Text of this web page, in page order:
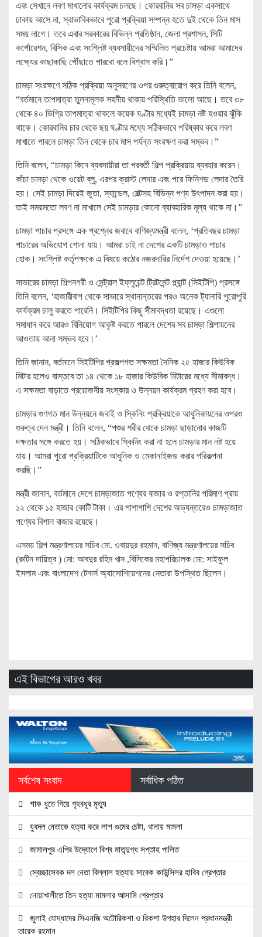
এবং সেখানে লবণ মাখানোর কার্যক্রম চলছে। কোরবানির সব চামড়া একসাথে
ঢাকায় আসে না, স্বাভাবিকভাবে পুরো প্রক্রিয়া সম্পন্ন হতে দুই থেকে তিন মাস
সময় লাগে। তবে এবার সরকারের বিভিন্ন প্রতিষ্ঠান, জেলা প্রশাসন, সিটি
কর্পোরেশন, বিসিক এবং সংশ্লিষ্ট ব্যবসায়ীদের সম্মিলিত প্রচেষ্টায় আমরা আমাদের
লক্ষ্যের কাছাকাছি পৌঁছাতে পারবো বলে বিশ্বাস করি।”
চামড়া সংরক্ষণে সঠিক প্রক্রিয়া অনুসরণের ওপর গুরুত্বারোপ করে তিনি বলেন,
“বর্তমানে তাপমাত্রা তুলনামূলক সহনীয় থাকায় পরিস্থিতি ভালো আছে। তবে ৩৮
থেকে ৪০ ডিগ্রি তাপমাত্রা থাকলে কয়েক ঘণ্টার মধ্যেই চামড়া নষ্ট হওয়ার ঝুঁকি
থাকে। কোরবানির চার থেকে ছয় ঘণ্টার মধ্যে সঠিকভাবে পরিষ্কার করে লবণ
মাখাতে পারলে চামড়া তিন থেকে চার মাস পর্যন্ত সংরক্ষণ করা সম্ভব।”
তিনি বলেন, “চামড়া কিনে ব্যবসায়ীরা তা পরবর্তী শিল্প প্রক্রিয়ায় ব্যবহার করেন।
কাঁচা চামড়া থেকে ওয়েট ব্লু, এরপর ক্রাস্ট লেদার এবং পরে ফিনিশড লেদার তৈরি
হয়। সেই চামড়া দিয়েই জুতা, স্যান্ডেল, বেল্টসহ বিভিন্ন পণ্য উৎপাদন করা হয়।
তাই সময়মতো লবণ না মাখালে সেই চামড়ার কোনো ব্যাবহারিক মূল্য থাকে না।”
চামড়া পাচার প্রসঙ্গে এক প্রশ্নের জবাবে বাণিজ্যমন্ত্রী বলেন, ‘প্রতিবছর চামড়া
পাচারের অভিযোগ শোনা যায়। আমরা চাই না দেশের একটি চামড়াও পাচার
হোক। সংশ্লিষ্ট কর্তৃপক্ষকে এ বিষয়ে কঠোর নজরদারির নির্দেশ দেওয়া হয়েছে।’
সাভারের চামড়া শিল্পনগরী ও সেন্ট্রাল ইফ্লুয়েন্ট ট্রিটমেন্ট প্ল্যান্ট (সিইটিপি) প্রসঙ্গে
তিনি বলেন, ‘হাজারীবাগ থেকে সাভারে স্থানান্তরের পরও অনেক ট্যানারি পুরোপুরি
কার্যক্রম চালু করতে পারেনি। সিইটিপির কিছু সীমাবদ্ধতা রয়েছে। এগুলো
সমাধান করে আরও বিনিয়োগ আকৃষ্ট করতে পারলে দেশের সব চামড়া শিল্পায়নের
আওতায় আনা সম্ভব হবে।’
তিনি জানান, বর্তমানে সিইটিপির প্রকল্পগত সক্ষমতা দৈনিক ২৫ হাজার কিউবিক
মিটার হলেও বাস্তবে তা ১৪ থেকে ১৮ হাজার কিউবিক মিটারের মধ্যে সীমাবদ্ধ।
এ সক্ষমতা বাড়াতে প্রয়োজনীয় সংস্কার ও উন্নয়ন কার্যক্রম গ্রহণ করা হবে।
চামড়ার গুণগত মান উন্নয়নে জবাই ও স্কিনিং প্রক্রিয়াকে আধুনিকায়নের ওপরও
গুরুত্ব দেন মন্ত্রী। তিনি বলেন, “পশুর শরীর থেকে চামড়া ছাড়ানোর কাজটি
দক্ষতার সঙ্গে করতে হয়। সঠিকভাবে স্কিনিং করা না হলে চামড়ার মান নষ্ট হয়ে
যায়। আমরা পুরো প্রক্রিয়াটিকে আধুনিক ও মেকানাইজড করার পরিকল্পনা
করছি।”
মন্ত্রী জানান, বর্তমানে দেশে চামড়াজাত পণ্যের বাজার ও রপ্তানির পরিমাণ প্রায়
১২ থেকে ১৫ হাজার কোটি টাকা। এর পাশাপাশি দেশের অভ্যন্তরেও চামড়াজাত
পণ্যের বিশাল বাজার রয়েছে।
এসময় শিল্প মন্ত্রণালয়ের সচিব মো. ওবায়দুর রহমান, বাণিজ্য মন্ত্রণালয়ের সচিব
(রুটিন দায়িত্ব ) মো: আবদুর রহিম খান ,বিসিকের মহাপরিচালক মো: সাইফুল
ইসলাম এবং বাংলাদেশ টেনার্স অ্যাসোশিয়েশনের নেতারা উপস্থিত ছিলেন।
এই বিভাগের আরও খবর
সর্বশেষ সংবাদ সর্বাধিক পঠিত
শাক ধুতে গিয়ে গৃহবধূর মৃত্যু
যুবদল নেতাকে হত্যা করে লাশ গুমের চেষ্টা, থানায় মামলা
জামালপুর এপির উদ্যোগে বিশ্ব মাতৃদুগ্ধ সপ্তাহ পালিত
স্বেচ্ছাসেবক দল নেতা বিল্লাল হত্যায় সাবেক কাউন্সিলর হাবিব গ্রেপ্তার
নোয়াখালীতে তিন হত্যা মামলার আসামি গ্রেপ্তার
জুলাই যোদ্ধাদের সিএনজি অটোরিকশা ও রিকশা উপহার দিলেন প্রধানমন্ত্রী
তারেক রহমান